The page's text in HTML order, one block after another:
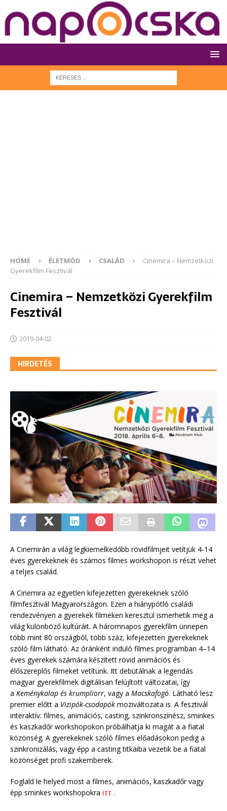
HOME ÉLETMÓD CSALÁD
Cinemira – Nemzetközi
Gyerekfilm Fesztivál
Cinemira – Nemzetközi Gyerekfilm
Fesztivál
2019-04-02
HIRDETÉS
A Cinemirán a világ legkiemelkedőbb rövidfilmjeit vetítjük 4-14
éves gyerekeknek és számos filmes workshopon is részt vehet
a teljes család.
A Cinemira az egyetlen kifejezetten gyerekeknek szóló
filmfesztivál Magyarországon. Ezen a hiánypótló családi
rendezvényen a gyerekek filmeken keresztül ismerhetik meg a
világ különböző kultúráit. A háromnapos gyerekfilm ünnepen
több mint 80 országból, több száz, kifejezetten gyerekeknek
szóló film látható. Az óránként induló filmes programban 4–14
éves gyerekek számára készített rövid animációs és
élőszereplős filmeket vetítünk. Itt debütálnak a legendás
magyar gyerekfilmek digitálisan felújított változatai, így
a Keménykalap és krumpliorr, vagy a Macskafogó. Látható lesz
premier előtt a Vizipók-csodapók moziváltozata is. A fesztivál
interaktív: filmes, animációs, casting, szinkronszínész, sminkes
és kaszkadőr workshopokon próbálhatja ki magát a a fiatal
közönség. A gyerekeknek szóló filmes előadásokon pedig a
szinkronizálás, vagy épp a casting titkaiba vezetik be a fiatal
közönséget profi szakemberek.
Foglald le helyed most a filmes, animációs, kaszkadőr vagy
épp sminkes workshopokra itt .